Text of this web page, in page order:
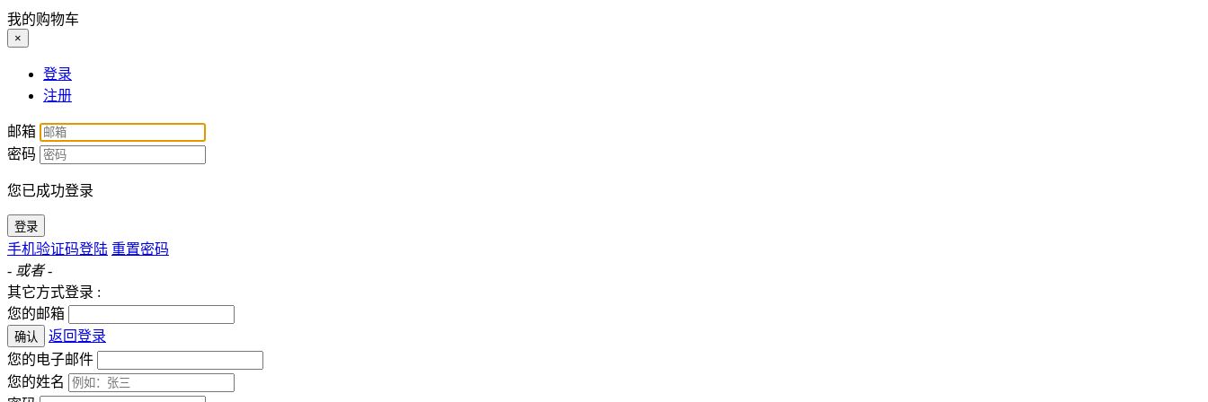
我的购物车
×
登录
注册
邮箱
密码
您已成功登录
登录
手机验证码登陆 重置密码
- 或者 -
其它方式登录 :
您的邮箱
确认
返回登录
您的电子邮件
您的姓名